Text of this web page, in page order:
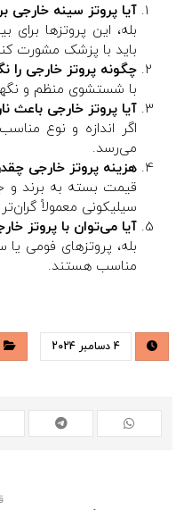
آیا پروتز سینه
بله، این پروتزها برای
باید با پزشک مشورت
چگونه پروتز خارجی را
با شستشوی منظم و
آیا پروتز خارجی باعث
اگر اندازه و نوع
می‌رسد.
هزینه پروتز خارجی
قیمت بسته به برند و
سیلیکونی معمولاً
آیا می‌توان با پروتز
بله، پروتزهای فومی
مناسب هستند.
4 دسامبر 2024